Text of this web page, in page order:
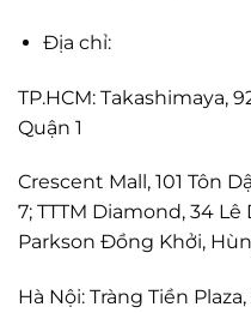
Địa chỉ:
TP.HCM: Takashimaya,
Quận 1
Crescent Mall, 101 Tôn
7; TTTM Diamond, 34 Lê
Parkson Đồng Khởi,
Hà Nội: Tràng Tiền